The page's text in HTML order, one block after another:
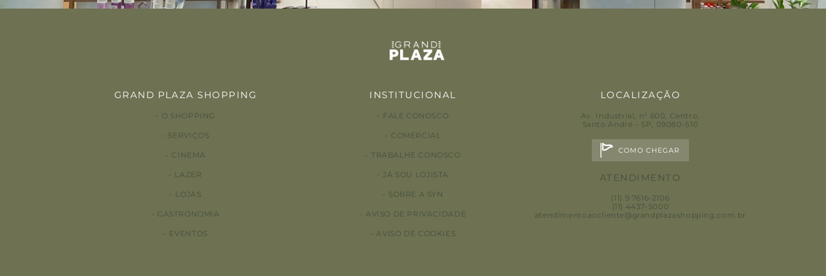
GRAND PLAZA SHOPPING
O SHOPPING
SERVIÇOS
CINEMA
LAZER
LOJAS
GASTRONOMIA
EVENTOS
INSTITUCIONAL
FALE CONOSCO
COMERCIAL
TRABALHE CONOSCO
JÁ SOU LOJISTA
SOBRE A SYN
AVISO DE PRIVACIDADE
AVISO DE COOKIES
LOCALIZAÇÃO
Av. Industrial, n° 600, Centro
Santo André – SP, 09080-510
COMO CHEGAR
ATENDIMENTO
(11) 9 7616-2106
(11) 4437-5000
atendimentoaocliente@grandplazashopping.com.br